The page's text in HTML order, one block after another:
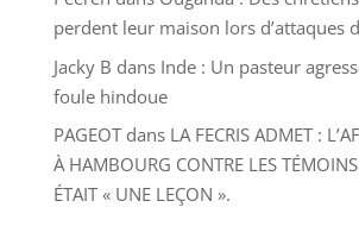
perdent leur maison lors d’attaques
Jacky B dans Inde : Un pasteur
foule hindoue
PAGEOTdans LA FECRIS ADMET :
À HAMBOURG CONTRE LES
ÉTAIT « UNE LEÇON ».